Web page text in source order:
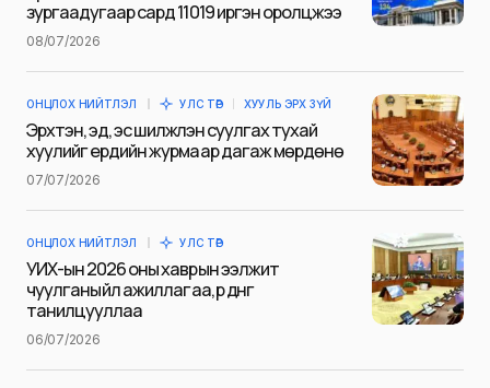
Сэтгэгдэл*
Name
time I comment.
зургаадугаар сард 11019 иргэн оролцжээ
08/07/2026
ОНЦЛОХ НИЙТЛЭЛ УЛС ТӨР ХУУЛЬ ЭРХ ЗҮЙ
Эрхтэн, эд, эс шилжүүлэн суулгах тухай
хуулийг ердийн журмаар дагаж мөрдөнө
07/07/2026
ОНЦЛОХ НИЙТЛЭЛ УЛС ТӨР
УИХ-ын 2026 оны хаврын ээлжит
чуулганы үйл ажиллагаа, үр дүнг
танилцууллаа
06/07/2026